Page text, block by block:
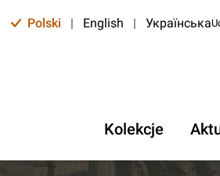
Polski | English | Українська
Kolekcje